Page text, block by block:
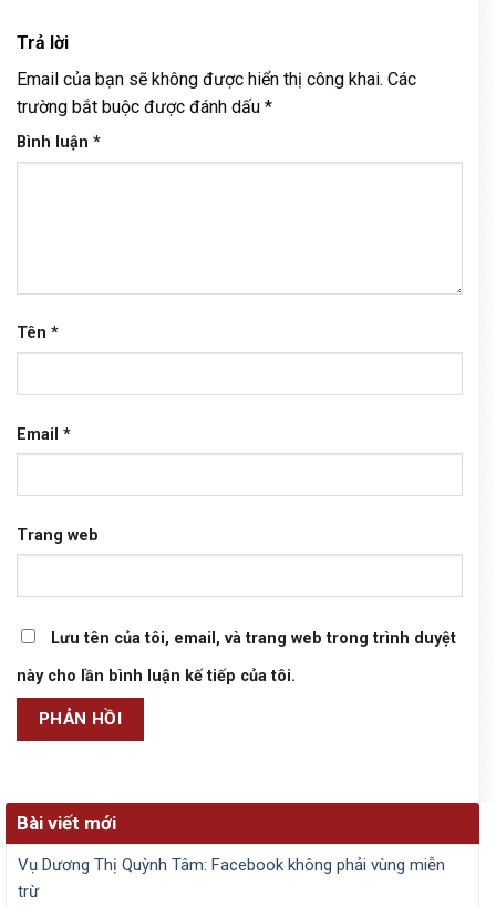
Trả lời
Email của bạn sẽ không được hiển thị công khai. Các
trường bắt buộc được đánh dấu *
Bình luận *
Tên *
Email *
Trang web
Lưu tên của tôi, email, và trang web trong trình duyệt
này cho lần bình luận kế tiếp của tôi.
Bài viết mới
Vụ Dương Thị Quỳnh Tâm: Facebook không phải vùng miễn
trừ